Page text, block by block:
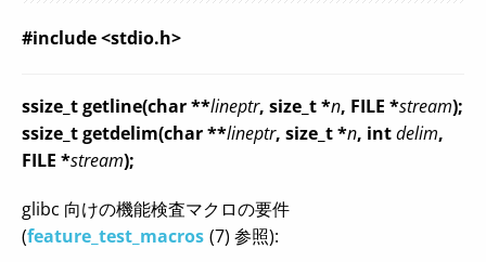
#include <stdio.h>
ssize_t getline(char **lineptr, size_t *n, FILE *stream);
ssize_t getdelim(char **lineptr, size_t *n, intdelim,
FILE *stream);
glibc 向けの機能検査マクロの要件
(feature_test_macros (7) 参照):